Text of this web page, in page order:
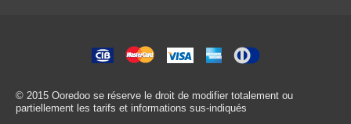
© 2015 Ooredoo se réserve le droit de modifier totalement ou
partiellement les tarifs et informations sus-indiqués